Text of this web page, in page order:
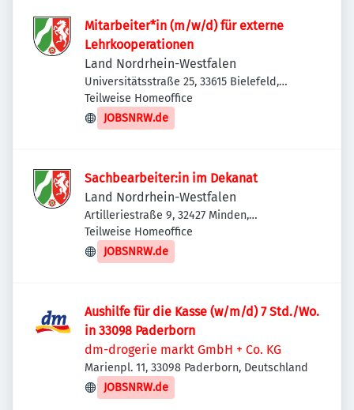
Mitarbeiter*in (m/w/d) für externe
Lehrkooperationen
Land Nordrhein-Westfalen
Universitätsstraße 25, 33615 Bielefeld,
Deutschland
Teilweise Homeoffice
JOBSNRW.de
Sachbearbeiter:in im Dekanat
Land Nordrhein-Westfalen
Artilleriestraße 9, 32427 Minden,
Deutschland
Teilweise Homeoffice
JOBSNRW.de
Aushilfe für die Kasse (w/m/d) 7 Std./Wo.
in 33098 Paderborn
dm-drogerie markt GmbH + Co. KG
Marienpl. 11, 33098 Paderborn, Deutschland
JOBSNRW.de